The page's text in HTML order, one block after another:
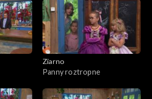
Ziarno
Panny roztropne